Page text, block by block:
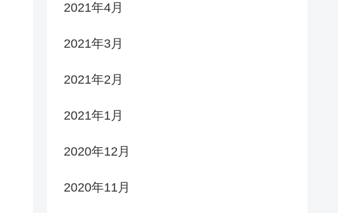
2021年4月
2021年3月
2021年2月
2021年1月
2020年12月
2020年11月